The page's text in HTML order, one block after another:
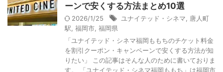
ーンで安くする方法まとめ10選
2026/1/25 ユナイテッド・シネマ
唐人町
駅 福岡市 福岡県
「ユナイテッド・シネマ福岡ももちのチケット料金
を割引クーポン・キャンペーンで安くする方法が知
りたい」 この記事はそんな人のために書いておりま
す。 「ユナイテッド・シネマ福岡ももち」は福岡市